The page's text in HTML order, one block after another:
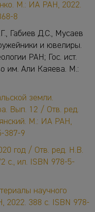
М.: ИА РАН, 2022.
8
Габиев Д.С., Мусаев
и ювелиры.
РАН; Гос. ист.
им. Али Каяева. М.:
земли.
Вып. 12 / Отв. ред.
М.: ИА РАН,
387-9
год / Отв. ред. Н.В.
с., ил. ISBN 978-5-
научного
2022. 388 с. ISBN 978-